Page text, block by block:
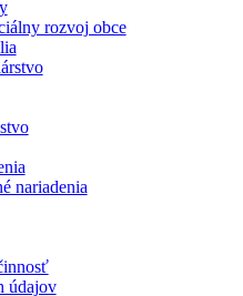
rozvoj obce
nariadenia
údajov